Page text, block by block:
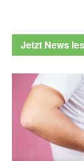
Jetzt News